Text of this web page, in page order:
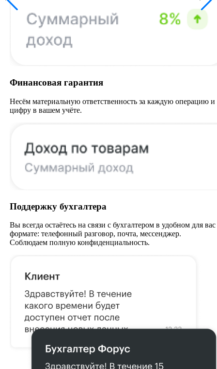
Финансовая гарантия
Несём материальную ответственность за каждую операцию и
цифру в вашем учёте.
Поддержку бухгалтера
Вы всегда остаётесь на связи с бухгалтером в удобном для вас
формате: телефонный разговор, почта, мессенджер.
Соблюдаем полную конфиденциальность.